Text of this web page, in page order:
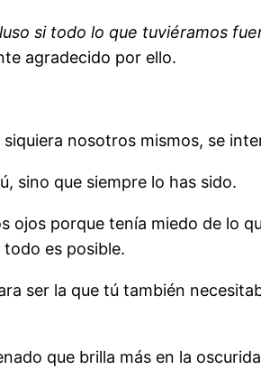
si todo lo que tuviéramos
agradecido por ello.
nosotros mismos, se
sino que siempre lo has sido.
ojos porque tenía miedo de lo
es posible.
ser la que tú también
que brilla más en la